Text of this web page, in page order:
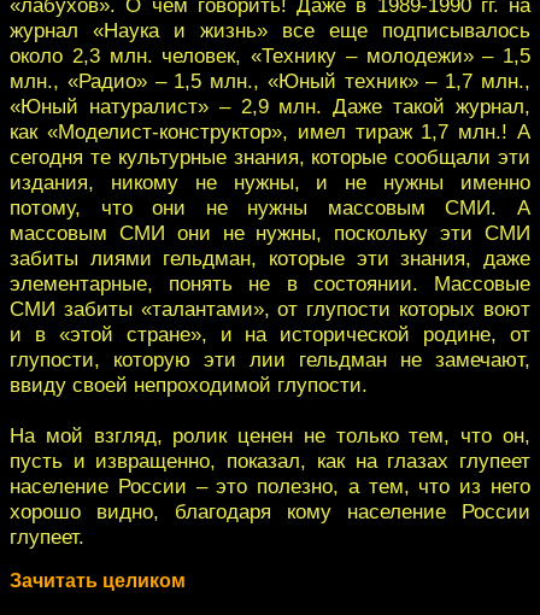
журнал «Наука и жизнь» все еще подписывалось
около 2,3 млн. человек, «Технику – молодежи» – 1,5
млн., «Радио» – 1,5 млн., «Юный техник» – 1,7 млн.,
«Юный натуралист» – 2,9 млн. Даже такой журнал,
как «Моделист-конструктор», имел тираж 1,7 млн.! А
сегодня те культурные знания, которые сообщали эти
издания, никому не нужны, и не нужны именно
потому, что они не нужны массовым СМИ. А
массовым СМИ они не нужны, поскольку эти СМИ
забиты лиями гельдман, которые эти знания, даже
элементарные, понять не в состоянии. Массовые
СМИ забиты «талантами», от глупости которых воют
и в «этой стране», и на исторической родине, от
глупости, которую эти лии гельдман не замечают,
ввиду своей непроходимой глупости.
На мой взгляд, ролик ценен не только тем, что он,
пусть и извращенно, показал, как на глазах глупеет
население России – это полезно, а тем, что из него
хорошо видно, благодаря кому население России
глупеет.
Зачитать целиком